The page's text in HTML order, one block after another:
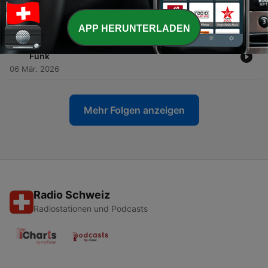
Rahel Gertsch
03 Apr. 2026
44 - Zen zwischen Disziplin und Loslassen mit Philipp
Funk
06 Mär. 2026
Mehr Folgen anzeigen
Radio Schweiz
Radiostationen und Podcasts
APP HERUNTERLADEN